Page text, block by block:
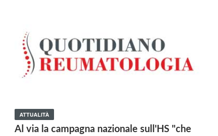
ATTUALITÀ
Al via la campagna nazionale sull'HS "che